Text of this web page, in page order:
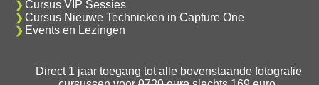
Cursus VIP Sessies
Cursus Nieuwe Technieken in Capture One
Events en Lezingen
Direct 1 jaar toegang totalle bovenstaande fotografie